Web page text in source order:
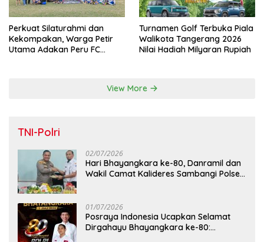
Perkuat Silaturahmi dan
Kekompakan, Warga Petir
Utama Adakan Peru FC
Turnamen Golf Terbuka Piala
Walikota Tangerang 2026
Nilai Hadiah Milyaran Rupiah
View More
TNI-Polri
02/07/2026
Hari Bhayangkara ke-80, Danramil dan
Wakil Camat Kalideres Sambangi Polsek
01/07/2026
Posraya Indonesia Ucapkan Selamat
Dirgahayu Bhayangkara ke-80: